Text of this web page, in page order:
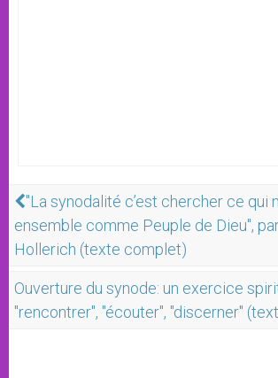
"La synodalité c’est chercher ce qui
ensemble comme Peuple de Dieu",
Hollerich (texte complet)
Ouverture du synode: un exercice
"rencontrer", "écouter", "discerner"